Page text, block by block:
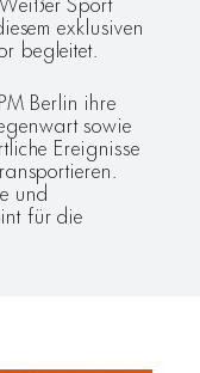
exklusiven
begleitet.
Berlin ihre
sowie
Ereignisse
und
für die